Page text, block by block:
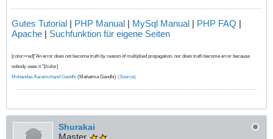
Gutes Tutorial | PHP Manual | MySql Manual | PHP FAQ |
Apache | Suchfunktion für eigene Seiten
[color=red]"An error does not become truth by reason of multiplied propagation, nor does truth become error because
nobody sees it."[/color]
Mohandas Karamchand Gandhi (Mahatma Gandhi) (Source)
Shurakai
Master